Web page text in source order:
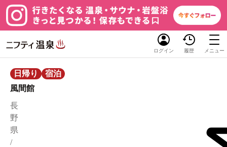
ログイン 履歴 メニュー
日帰り
宿泊
風間館
長
野
県
/